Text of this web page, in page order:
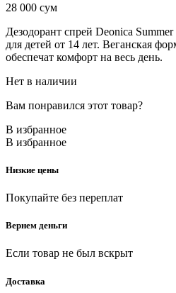
28 000 сум
Дезодорант спрей Deonica
для детей от 14 лет. Веганская
обеспечат комфорт на весь день.
Нет в наличии
Вам понравился этот товар?
В избранное
В избранное
Низкие цены
Покупайте без переплат
Вернем деньги
Если товар не был вскрыт
Доставка